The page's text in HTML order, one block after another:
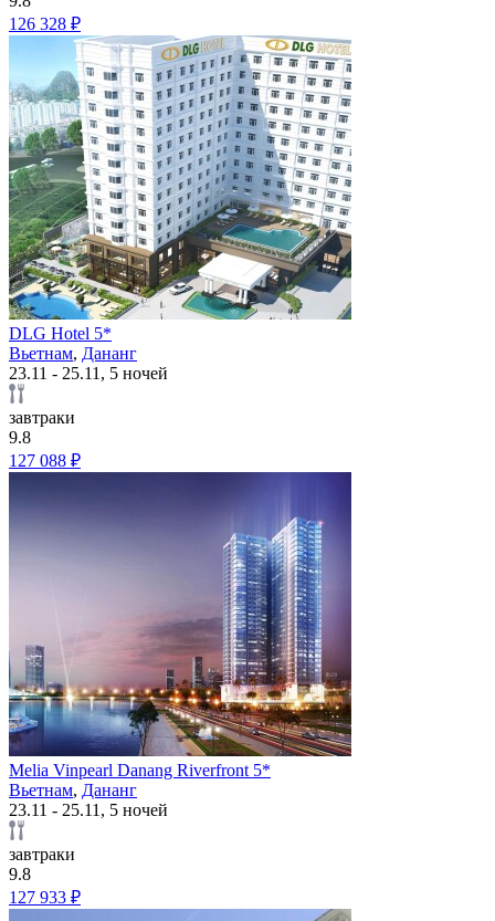
126 328 ₽
DLG Hotel 5*
Вьетнам, Дананг
23.11 - 25.11, 5 ночей
завтраки
9.8
127 088 ₽
Melia Vinpearl Danang Riverfront 5*
Вьетнам, Дананг
23.11 - 25.11, 5 ночей
завтраки
9.8
127 933 ₽